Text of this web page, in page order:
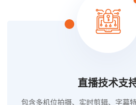
直播技术支
包含多机位拍摄、实时剪辑、字幕